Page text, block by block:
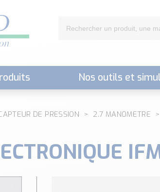
Nos outils et
DE PRESSION 2.7 MANOMETRE